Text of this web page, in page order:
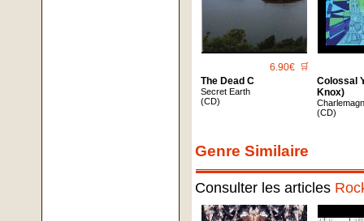
6.90€ 🛒
The Dead C
Secret Earth
(CD)
Colossal
Knox)
(CD)
Genre Similaire
Consulter les articles